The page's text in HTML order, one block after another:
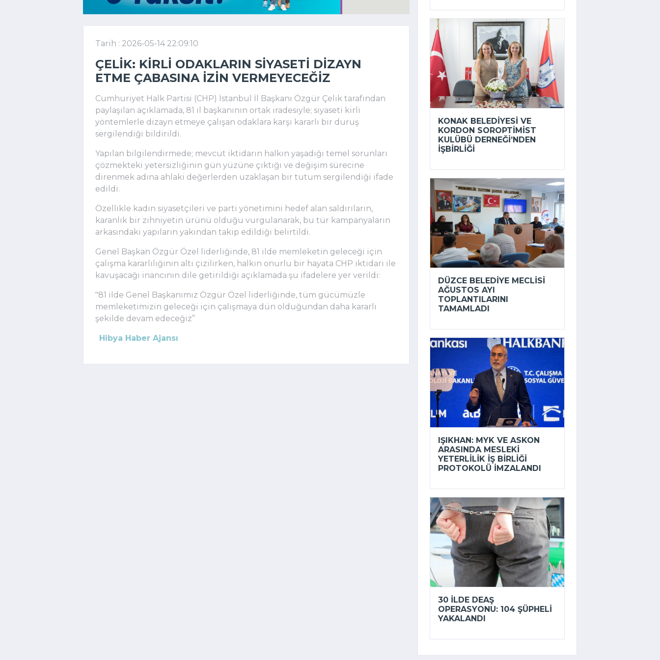
Tarih : 2026-05-14 22:09:10
ÇELIK: KIRLI ODAKLARIN SIYASETI DIZAYN
ETME ÇABASINA IZIN VERMEYECEĞIZ
Cumhuriyet Halk Partisi (CHP) İstanbul İl Başkanı Özgür Çelik tarafından
paylaşılan açıklamada, 81 il başkanının ortak iradesiyle; siyaseti kirli
yöntemlerle dizayn etmeye çalışan odaklara karşı kararlı bir duruş
sergilendiği bildirildi.
Yapılan bilgilendirmede; mevcut iktidarın halkın yaşadığı temel sorunları
çözmekteki yetersizliğinin gün yüzüne çıktığı ve değişim sürecine
direnmek adına ahlaki değerlerden uzaklaşan bir tutum sergilendiği ifade
edildi.
Özellikle kadın siyasetçileri ve parti yönetimini hedef alan saldırıların,
karanlık bir zihniyetin ürünü olduğu vurgulanarak, bu tür kampanyaların
arkasındaki yapıların yakından takip edildiği belirtildi.
Genel Başkan Özgür Özel liderliğinde, 81 ilde memleketin geleceği için
çalışma kararlılığının altı çizilirken, halkın onurlu bir hayata CHP iktidarı ile
kavuşacağı inancının dile getirildiği açıklamada şu ifadelere yer verildi:
"81 ilde Genel Başkanımız Özgür Özel liderliğinde, tüm gücümüzle
memleketimizin geleceği için çalışmaya dün olduğundan daha kararlı
şekilde devam edeceğiz”
Hibya Haber Ajansı
KONAK BELEDIYESI VE
KORDON SOROPTIMIST
KULÜBÜ DERNEĞI’NDEN
IŞBIRLIĞI
DÜZCE BELEDIYE MECLISI
AĞUSTOS AYI
TOPLANTILARINI
TAMAMLADI
IŞIKHAN: MYK VE ASKON
ARASINDA MESLEKI
YETERLILIK IŞ BIRLIĞI
PROTOKOLÜ IMZALANDI
30 ILDE DEAŞ
OPERASYONU: 104 ŞÜPHELI
YAKALANDI